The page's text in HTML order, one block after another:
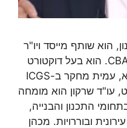
הוא שותף מייסד ויו"ר
פירמת עורכי הדין המובילה CBA. הוא בעל דוקטורט
במשפטים מאוניברסיטת ת"א, עמית מחקר ב-ICGS
עו"ד שרקון הוא מומחה
התכנון והבנייה,
ובוררויות. מכהן